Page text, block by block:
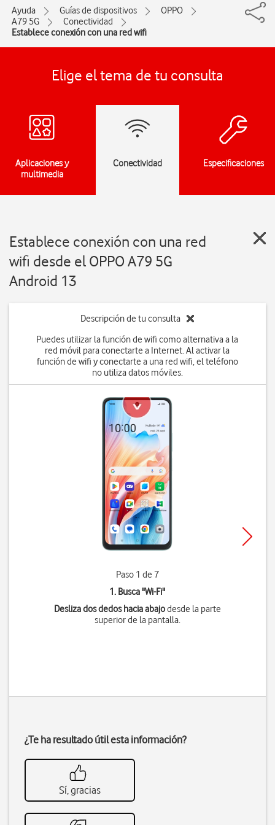
Ayuda Guías de dispositivos
OPPO
A79 5G
Conectividad
Establece conexión con una red wifi
Elige el tema de tu consulta
Aplicaciones y
multimedia
Conectividad Especificaciones
Establece conexión con una red
wifi desde el OPPO A79 5G
Android 13
Descripción de tu consulta
Puedes utilizar la función de wifi como alternativa a la
red móvil para conectarte a Internet. Al activar la
función de wifi y conectarte a una red wifi, el teléfono
no utiliza datos móviles.
Paso 1 de 7
1. Busca "Wi-Fi"
Desliza dos dedos hacia abajodesde la parte
superior de la pantalla.
¿Te ha resultado útil esta información?
Sí, gracias